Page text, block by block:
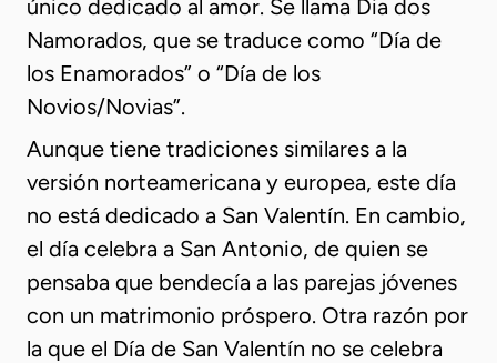
único dedicado al amor. Se llama Dia dos
Namorados, que se traduce como “Día de
los Enamorados” o “Día de los
Novios/Novias”.
Aunque tiene tradiciones similares a la
versión norteamericana y europea, este día
no está dedicado a San Valentín. En cambio,
el día celebra a San Antonio, de quien se
pensaba que bendecía a las parejas jóvenes
con un matrimonio próspero. Otra razón por
la que el Día de San Valentín no se celebra